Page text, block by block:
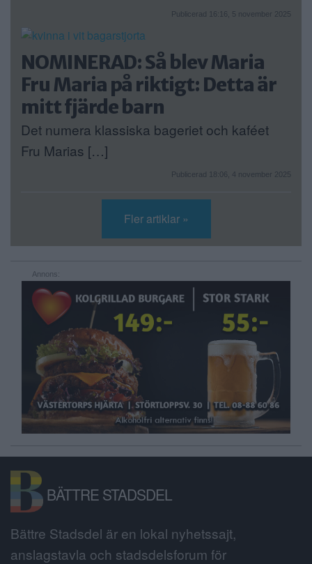
Publicerad 16:16, 5 november 2025
NOMINERAD: Så blev Maria
Fru Maria på riktigt: Detta är
mitt fjärde barn
Det numera klassiska bageriet och kaféet
Fru Marias […]
Publicerad 18:06, 4 november 2025
Fler artiklar »
Annons:
BÄTTRE STADSDEL
Bättre Stadsdel är en lokal nyhetssajt,
anslagstavla och stadsdelsforum för